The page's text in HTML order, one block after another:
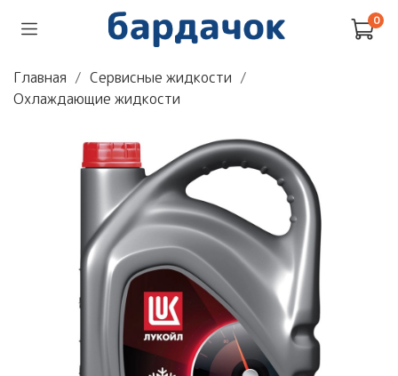
0
Главная
Сервисные жидкости
Охлаждающие жидкости